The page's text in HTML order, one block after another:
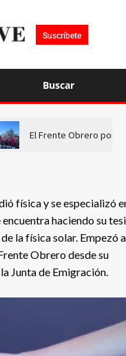
Suscríbete
Buscar
El Frente Obrero pone
física y se especializó
haciendo su
la física solar. Empezó a
Obrero desde su
Junta de Emigración.